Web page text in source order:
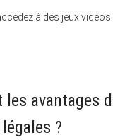
à des jeux
les avantages
?